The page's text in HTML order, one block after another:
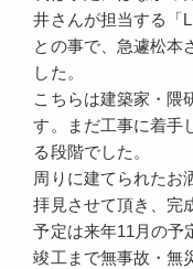
井さんが担当する「
との事で、急遽松本
した。
こちらは建築家・隈
す。まだ工事に着手
る段階でした。
周りに建てられたお
拝見させて頂き、完
予定は来年11月の予
竣工まで無事故・無